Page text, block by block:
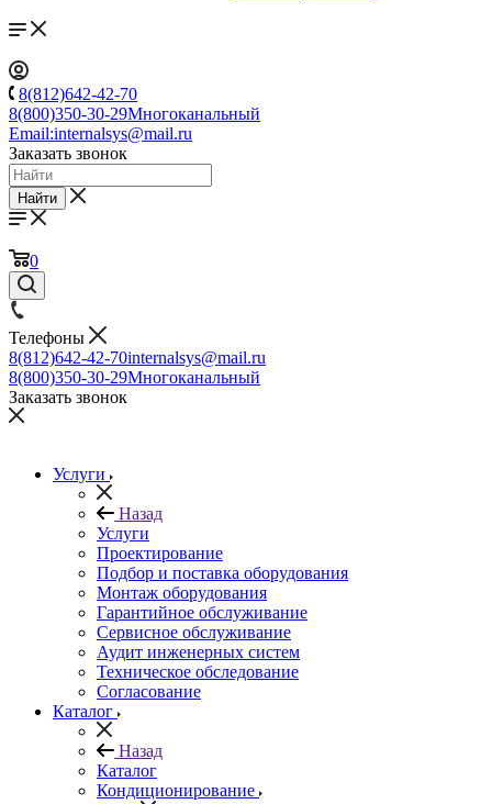
8(812)642-42-70
8(800)350-30-29Многоканальный
Email:internalsys@mail.ru
Заказать звонок
Найти
0
Телефоны
8(812)642-42-70internalsys@mail.ru
8(800)350-30-29Многоканальный
Заказать звонок
Услуги
Назад
Услуги
Проектирование
Подбор и поставка оборудования
Монтаж оборудования
Гарантийное обслуживание
Сервисное обслуживание
Аудит инженерных систем
Техническое обследование
Согласование
Каталог
Назад
Каталог
Кондиционирование